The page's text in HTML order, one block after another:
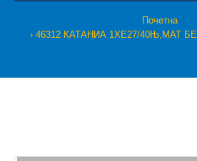
Почетна
46312 КАТАНИА 1ХЕ27/40Њ,МАТ